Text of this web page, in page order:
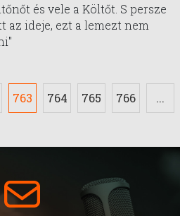
és vele a Költőt. S persze
az ideje, ezt a lemezt nem
763 764 765 766 ...